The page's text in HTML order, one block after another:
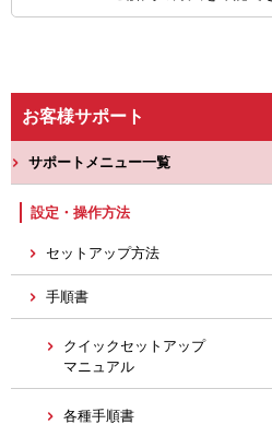
お客様サポート
サポートメニュー一覧
設定・操作方法
セットアップ方法
手順書
クイックセットアップ
マニュアル
各種手順書